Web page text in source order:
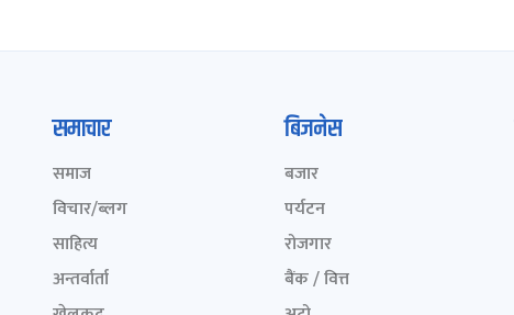
समाचार
समाज
विचार/ब्लग
साहित्य
अन्तर्वार्ता
बिजनेस
बजार
पर्यटन
रोजगार
बैंक / वित्त